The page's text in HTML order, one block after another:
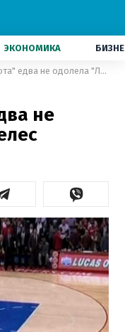
ЭКОНОМИКА
NBA. "Миннесота" едва не одолела "Лос-Анджелес Клипперс"
не